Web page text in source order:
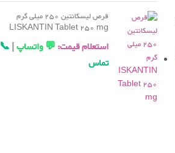
قرص لیسکانتین 250 میلی گرم
LISKANTIN Tablet 250 mg
استعلام قیمت:💬 واتساپ|
📞
تماس